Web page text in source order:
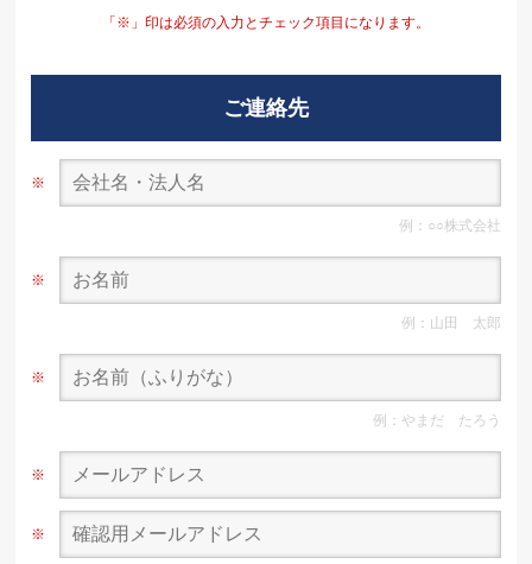
「※」印は必須の入力とチェック項目になります。
ご連絡先
※
例：○○株式会社
※
例：山田 太郎
※
例：やまだ たろう
※
※